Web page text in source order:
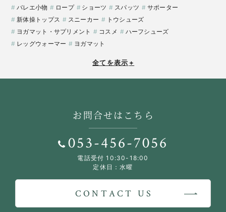
バレエ小物
ロープ ショーツ スパッツ
サポーター
新体操トップス
スニーカー
トウシューズ
ヨガマット・サプリメント
コスメ
ハーフシューズ
レッグウォーマー
ヨガマット
全てを表示 +
お問合せはこちら
053-456-7056
電話受付 10:30-18:00
定休日：水曜
CONTACT US